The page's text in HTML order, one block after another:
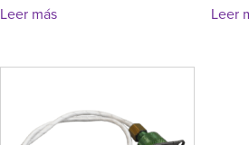
Leer más Leer